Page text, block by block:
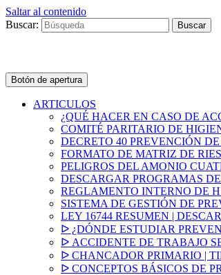
Saltar al contenido
Buscar:
Botón de apertura
ARTICULOS
¿QUÉ HACER EN CASO DE
COMITÉ PARITARIO DE
DECRETO 40 PREVENCIÓN
FORMATO DE MATRIZ DE
PELIGROS DEL AMONIO
DESCARGAR PROGRAMAS
REGLAMENTO INTERNO DE
SISTEMA DE GESTIÓN DE
LEY 16744 RESUMEN |
ᐅ ¿DÓNDE ESTUDIAR
ᐅ ACCIDENTE DE TRABAJO
ᐅ CHANCADOR PRIMARIO |
ᐅ CONCEPTOS BÁSICOS DE